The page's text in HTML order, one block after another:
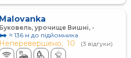
Malovanka
Буковель, урочище Вишні, -
≈ 136 м до підйомника
Неперевершено, 10 (3 відгуки)